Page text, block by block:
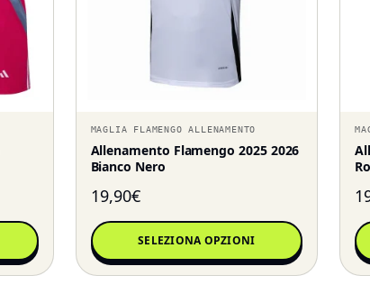
MAGLIA FLAMENGO ALLENAMENTO
Allenamento Flamengo 2025 2026
Bianco Nero
19,90€
SELEZIONA OPZIONI